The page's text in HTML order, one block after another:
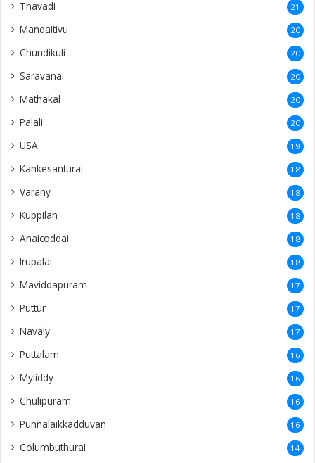
Irupalai 18
Maviddapuram 17
Puttur 17
Navaly 17
Puttalam 16
Myliddy 16
Chulipuram 16
Punnalaikkadduvan 16
Columbuthurai 14
Badulla 14
Ingland 14
Ampara 14
Chennai 13
Passaiyoor 13
Uṭuppiṭṭi 13
Nunavil 13
Mirusuvil 13
Navathkuli 13
Vasavilan 12
Kayts 12